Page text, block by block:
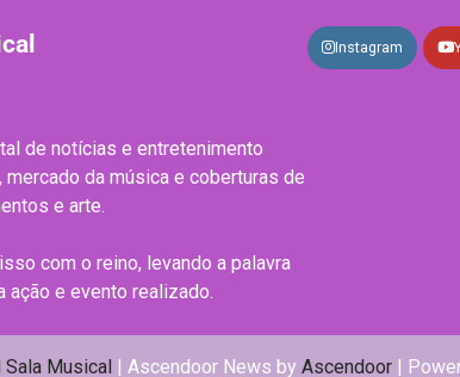
de notícias e entretenimento
da música e coberturas de
e arte.
com o reino, levando a palavra
ação e evento realizado.
Instagram
Sala Musical | Ascendoor News by Ascendoor |